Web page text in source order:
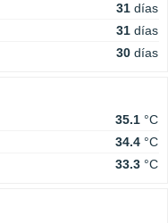
31 días
31 días
30 días
35.1 °C
34.4 °C
33.3 °C